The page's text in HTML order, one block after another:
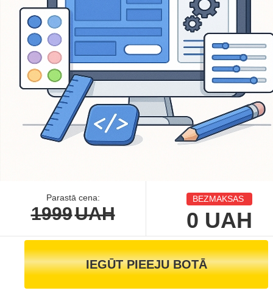
Parastā cena:
1999UAH
BEZMAKSAS
0 UAH
IEGŪT PIEEJU BOTĀ